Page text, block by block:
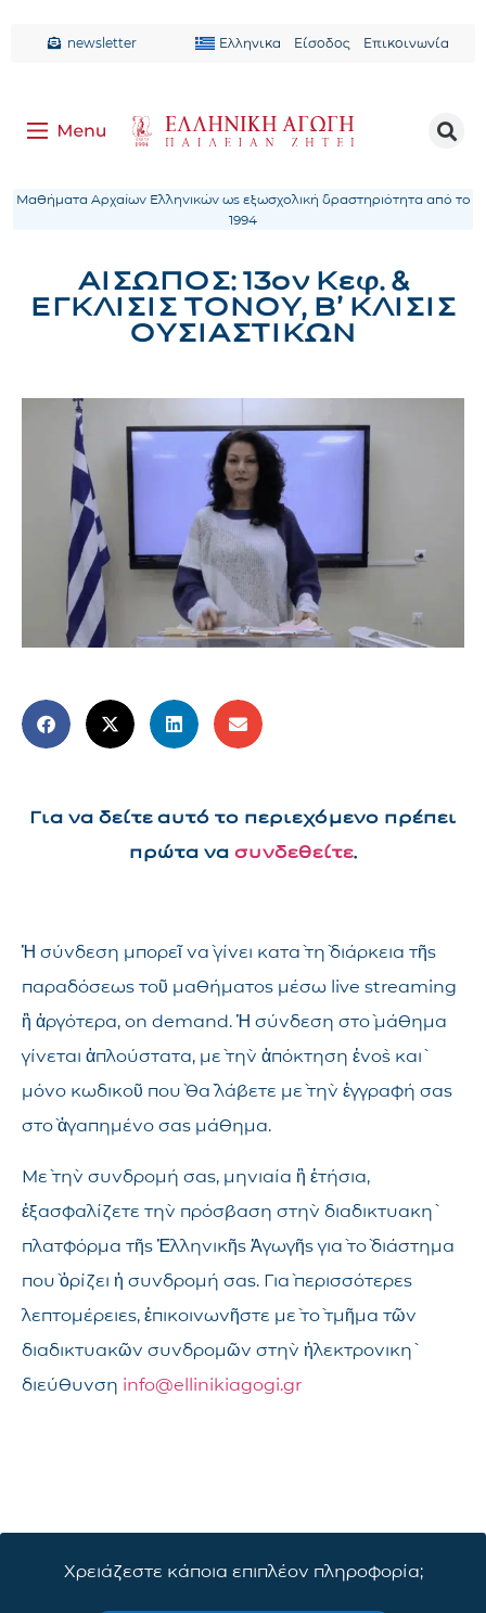
newsletter Ελληνικα Είσοδος Επικοινωνία
Μαθήματα Αρχαίων Ελληνικών ως εξωσχολική δραστηριότητα από το
1994
ΑΙΣΩΠΟΣ: 13ον Κεφ. &
ΕΓΚΛΙΣΙΣ ΤΟΝΟΥ, Β’ ΚΛΙΣΙΣ
ΟΥΣΙΑΣΤΙΚΩΝ
Για να δείτε αυτό το περιεχόμενο πρέπει
πρώτα να συνδεθείτε.
Ἡ σύνδεση μπορεῖ νὰ γίνει κατὰ τὴ διάρκεια τῆς
παραδόσεως τοῦ μαθήματος μέσω live streaming
ἢ ἀργότερα, on demand. Ἡ σύνδεση στὸ μάθημα
γίνεται ἁπλούστατα, μὲ τὴν ἀπόκτηση ἑνὸς καὶ
μόνο κωδικοῦ ποὺ θὰ λάβετε μὲ τὴν ἐγγραφή σας
στὸ ἀγαπημένο σας μάθημα.
Μὲ τὴν συνδρομή σας, μηνιαία ἢ ἐτήσια,
ἐξασφαλίζετε τὴν πρόσβαση στὴν διαδικτυακὴ
πλατφόρμα τῆς Ἑλληνικῆς Ἀγωγῆς γιὰ τὸ διάστημα
ποὺ ὁρίζει ἡ συνδρομή σας. Γιὰ περισσότερες
λεπτομέρειες, ἐπικοινωνῆστε μὲ τὸ τμῆμα τῶν
διαδικτυακῶν συνδρομῶν στὴν ἠλεκτρονικὴ
διεύθυνση info@ellinikiagogi.gr
Χρειάζεστε κάποια επιπλέον πληροφορία;